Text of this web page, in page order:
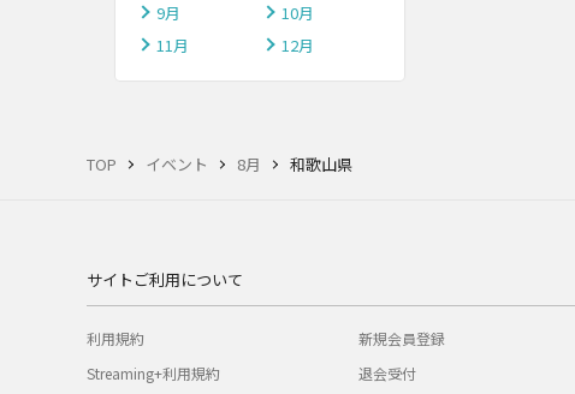
TOP イベント 8月 和歌山県
9月
10月
11月
12月
サイトご利用について
利用規約
Streaming+利用規約
新規会員登録
退会受付